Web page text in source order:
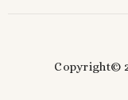
Copyright©